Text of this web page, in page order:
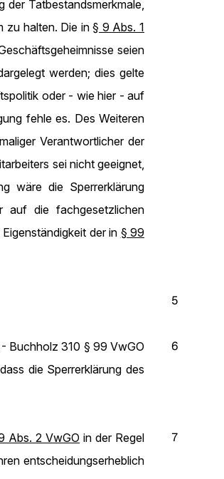
der Tatbestandsmerkmale,
zu halten. Die in§ 9 Abs. 1
seien
werden; dies gelte
oder - wie hier - auf
fehle es. Des Weiteren
Verantwortlicher der
sei nicht geeignet,
wäre die Sperrerklärung
auf die fachgesetzlichen
der in § 99
5
6
- Buchholz 310 § 99 VwGO
die Sperrerklärung des
7
Abs. 2 VwGO in der Regel
entscheidungserheblich